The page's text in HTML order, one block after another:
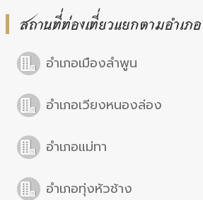
สถานที่ท่องเที่ยวแยกตามอำเภอ
อำเภอเมืองลำพูน
อำเภอเวียงหนองล่อง
อำเภอแม่ทา
อำเภอทุ่งหัวช้าง